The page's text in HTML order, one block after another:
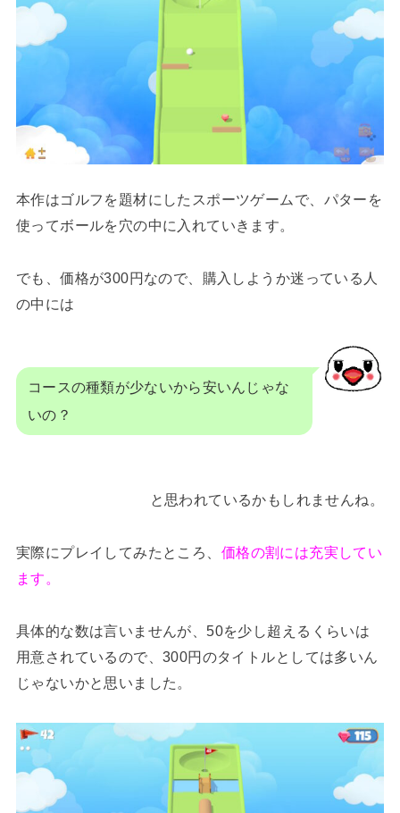
本作はゴルフを題材にしたスポーツゲームで、パターを
使ってボールを穴の中に入れていきます。
でも、価格が300円なので、購入しようか迷っている人
の中には
コースの種類が少ないから安いんじゃな
いの？
と思われているかもしれませんね。
実際にプレイしてみたところ、 価格の割には充実してい
ます。
具体的な数は言いませんが、50を少し超えるくらいは
用意されているので、300円のタイトルとしては多いん
じゃないかと思いました。